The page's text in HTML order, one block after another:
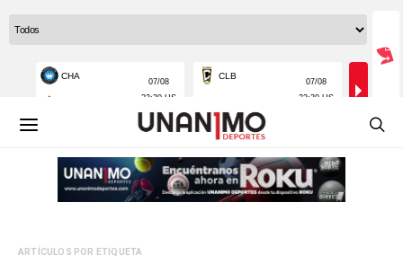
ARTÍCULOS POR ETIQUETA